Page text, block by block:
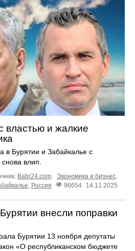
властью и жалкие
в Бурятии и Забайкалье с
влип.
Babr24.com. Экономика и бизнес,
Россия 96654 14.11.2025
внесли поправки
Бурятии 13 ноября депутаты
«О республиканском бюджете